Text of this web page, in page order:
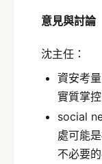
意見與討論
沈主任：
資安考
實質掌控
social
處可能
不必要